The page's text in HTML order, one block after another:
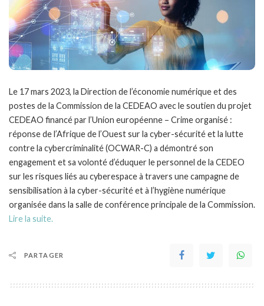
Le 17 mars 2023, la Direction de l’économie numérique et des
postes de la Commission de la CEDEAO avec le soutien du projet
CEDEAO financé par l’Union européenne – Crime organisé :
réponse de l’Afrique de l’Ouest sur la cyber-sécurité et la lutte
contre la cybercriminalité (OCWAR-C) a démontré son
engagement et sa volonté d’éduquer le personnel de la CEDEO
sur les risques liés au cyberespace à travers une campagne de
sensibilisation à la cyber-sécurité et à l’hygiène numérique
organisée dans la salle de conférence principale de la Commission.
Lire la suite.
PARTAGER